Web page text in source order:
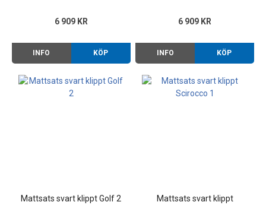
6 909 KR
INFO KÖP
6 909 KR
INFO KÖP
Mattsats svart klippt Golf 2
Mattsats svart klippt